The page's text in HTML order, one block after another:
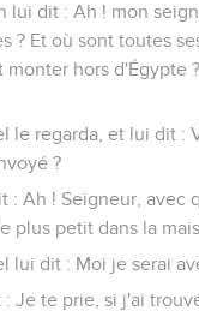
lui dit : Ah ! mon
? Et où sont toutes
monter hors d'Égypte
le regarda, et lui dit :
?
: Ah ! Seigneur, avec
plus petit dans la
lui dit : Moi je serai
: Je te prie, si j'ai